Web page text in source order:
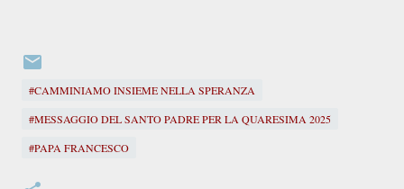
#CAMMINIAMO INSIEME NELLA SPERANZA
#MESSAGGIO DEL SANTO PADRE PER LA QUARESIMA 2025
#PAPA FRANCESCO